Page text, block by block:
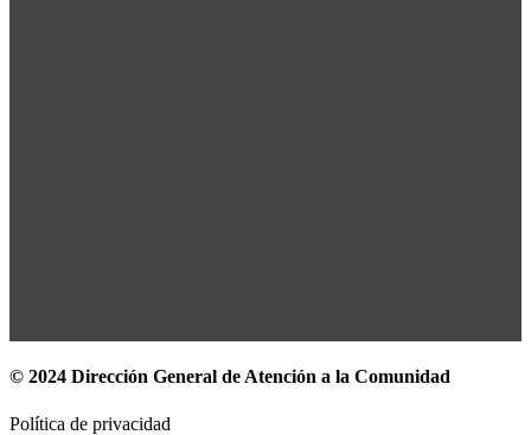
© 2024 Dirección General de Atención a la Comunidad
Política de privacidad